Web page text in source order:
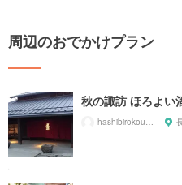
周辺のおでかけプラン
秋の諏訪 ほろよい